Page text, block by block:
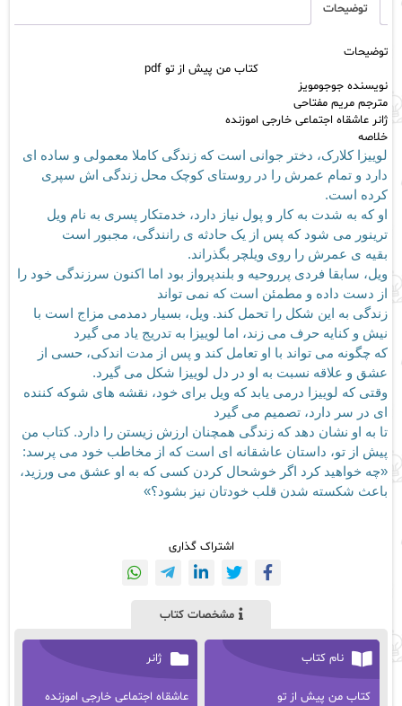
pdf
توضیحات
توضیحات
کتاب من پیش از تو pdf
نویسنده جوجومویز
مترجم مریم مفتاحی
ژانر عاشقاه اجتماعی خارجی اموزنده
خلاصه
لوییزا کلارک، دختر جوانی است که زندگی کاملا معمولی و ساده ای
دارد و تمام عمرش را در روستای کوچک محل زندگی اش سپری
کرده است.
او که به شدت به کار و پول نیاز دارد، خدمتکار پسری به نام ویل
ترینور می شود که پس از یک حادثه ی رانندگی، مجبور است
بقیه ی عمرش را روی ویلچر بگذراند.
ویل، سابقا فردی پرروحیه و بلندپرواز بود اما اکنون سرزندگی خود را
از دست داده و مطمئن است که نمی تواند
زندگی به این شکل را تحمل کند. ویل، بسیار دمدمی مزاج است با
نیش و کنایه حرف می زند، اما لوییزا به تدریج یاد می گیرد
که چگونه می تواند با او تعامل کند و پس از مدت اندکی، حسی از
عشق و علاقه نسبت به او در دل لوییزا شکل می گیرد.
وقتی که لوییزا درمی یابد که ویل برای خود، نقشه های شوکه کننده
ای در سر دارد، تصمیم می گیرد
تا به او نشان دهد که زندگی همچنان ارزش زیستن را دارد. کتاب من
پیش از تو، داستان عاشقانه ای است که از مخاطب خود می پرسد:
«چه خواهید کرد اگر خوشحال کردن کسی که به او عشق می ورزید،
باعث شکسته شدن قلب خودتان نیز بشود؟»
اشتراک گذاری
مشخصات کتاب
نام کتاب
کتاب من پیش از تو
ژانر
عاشقاه اجتماعی خارجی اموزنده